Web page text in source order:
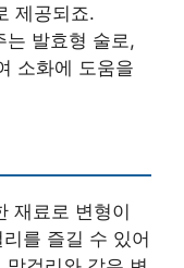
제공되죠.
는 발효형 술로,
소화에 도움을
재료로 변형이
를 즐길 수 있어